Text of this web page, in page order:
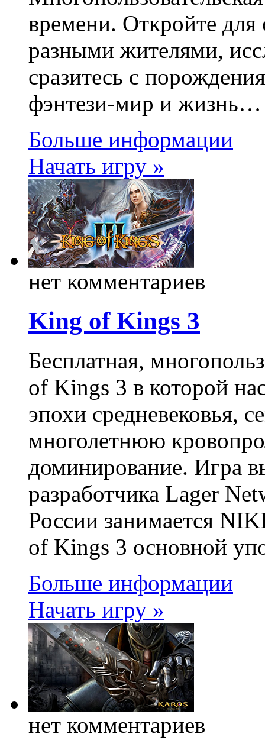
времени. Откройте для
разными жителями,
сразитесь с
фэнтези-мир и жизнь…
Больше информации
Начать игру »
нет комментариев
King of Kings 3
Бесплатная,
of Kings 3 в которой
эпохи средневековья,
многолетнюю
доминирование. Игра
разработчика Lager
России занимается
of Kings 3 основной
Больше информации
Начать игру »
нет комментариев